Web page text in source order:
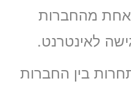
מהחברות
לאינטרנט.
בין החברות